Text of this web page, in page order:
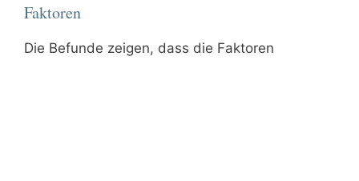
Faktoren
Die Befunde zeigen, dass die Faktoren